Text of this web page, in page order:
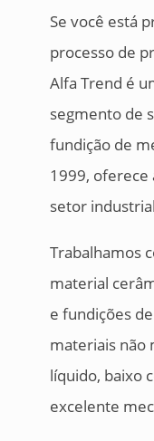
Se você está
processo de
Alfa Trend é
segmento de
fundição de
1999, oferece
setor
Trabalhamos
material
e fundições
materiais não
líquido, baixo
excelente